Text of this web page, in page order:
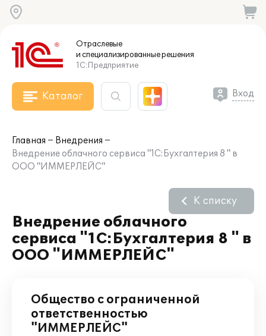
Отраслевые
и специализированныерешения
1С:Предприятие
Каталог Вход
Главная
Внедрения
Внедрение облачного сервиса "1С:Бухгалтерия 8 " в
ООО "ИММЕРЛЕЙС"
Внедрение облачного
сервиса "1С:Бухгалтерия 8 " в
ООО "ИММЕРЛЕЙС"
К списку
Общество с ограниченной
ответственностью
"ИММЕРЛЕЙС"